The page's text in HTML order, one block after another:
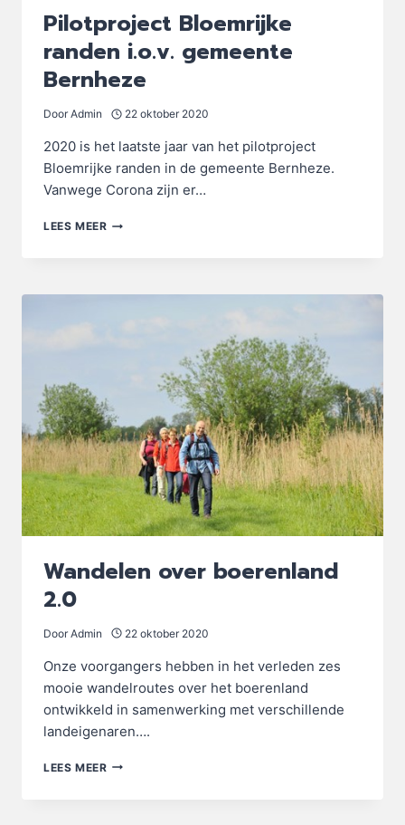
Pilotproject Bloemrijke
randen i.o.v. gemeente
Bernheze
Door Admin 22 oktober 2020
2020 is het laatste jaar van het pilotproject
Bloemrijke randen in de gemeente Bernheze.
Vanwege Corona zijn er…
LEES MEERPILOTPROJECT
GEMEENTE
Wandelen over boerenland
2.0
Door Admin 22 oktober 2020
Onze voorgangers hebben in het verleden zes
mooie wandelroutes over het boerenland
ontwikkeld in samenwerking met verschillende
landeigenaren….
LEES MEERWANDELEN